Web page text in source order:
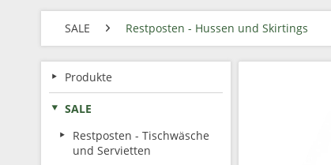
SALE Restposten - Hussen und Skirtings
Produkte
SALE
Restposten - Tischwäsche
und Servietten